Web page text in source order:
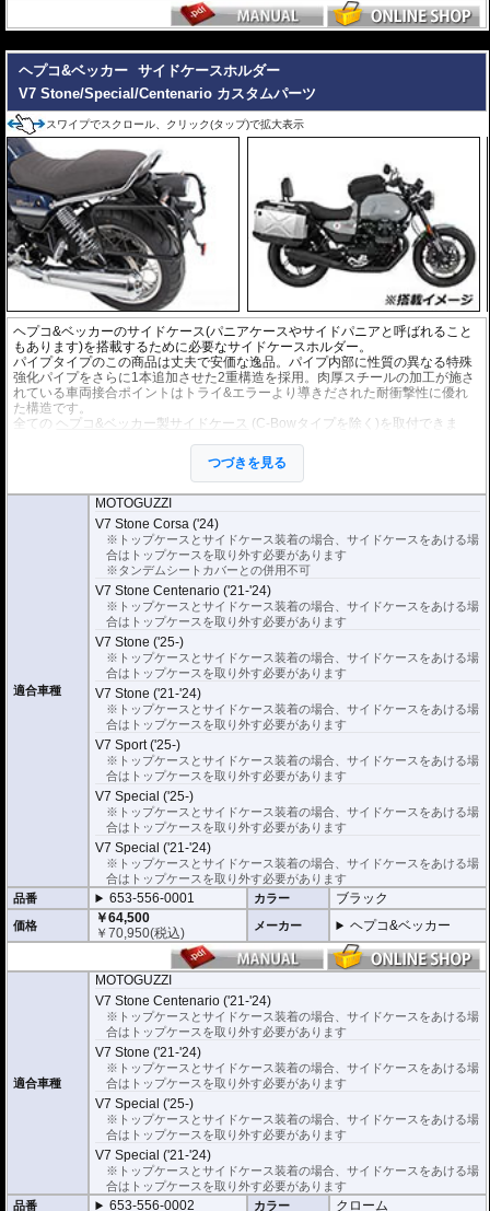
ヘプコ&ベッカー
サイドケースホルダー
V7 Stone/Special/Centenario カスタムパーツ
スワイプでスクロール、クリック(タップ)で拡大表示
ヘプコ&ベッカーのサイドケース(パニアケースやサイドパニアと呼ばれること
もあります)を搭載するために必要なサイドケースホルダー。
パイプタイプのこの商品は丈夫で安価な逸品。パイプ内部に性質の異なる特殊
強化パイプをさらに1本追加させた2重構造を採用。肉厚スチールの加工が施さ
れている車両接合ポイントはトライ&エラーより導きだされた耐衝撃性に優れ
た構造です。
全ての ヘプコ&ベッカー製サイドケース (C-Bowタイプを除く)を取付できま
※こちらのサイドケースホルダーはLock it system機構は御座いません。
※ケースのラインナップはこちらからご確認ください
※サイドケースホルダー用アダプターはケースに付属しています。 詳細はこ
つづきを見る
適合車種
MOTOGUZZI
V7 Stone Corsa ('24)
※トップケースとサイドケース装着の場合、サイドケースをあける場
合はトップケースを取り外す必要があります
※タンデムシートカバーとの併用不可
V7 Stone Centenario ('21-'24)
※トップケースとサイドケース装着の場合、サイドケースをあける場
合はトップケースを取り外す必要があります
V7 Stone ('25-)
※トップケースとサイドケース装着の場合、サイドケースをあける場
合はトップケースを取り外す必要があります
V7 Stone ('21-'24)
※トップケースとサイドケース装着の場合、サイドケースをあける場
合はトップケースを取り外す必要があります
V7 Sport ('25-)
※トップケースとサイドケース装着の場合、サイドケースをあける場
合はトップケースを取り外す必要があります
V7 Special ('25-)
※トップケースとサイドケース装着の場合、サイドケースをあける場
合はトップケースを取り外す必要があります
V7 Special ('21-'24)
※トップケースとサイドケース装着の場合、サイドケースをあける場
合はトップケースを取り外す必要があります
品番
653-556-0001 カラー ブラック
価格
￥64,500
￥70,950(税込) メーカー ヘプコ&ベッカー
適合車種
MOTOGUZZI
V7 Stone Centenario ('21-'24)
※トップケースとサイドケース装着の場合、サイドケースをあける場
合はトップケースを取り外す必要があります
V7 Stone ('21-'24)
※トップケースとサイドケース装着の場合、サイドケースをあける場
合はトップケースを取り外す必要があります
V7 Special ('25-)
※トップケースとサイドケース装着の場合、サイドケースをあける場
合はトップケースを取り外す必要があります
V7 Special ('21-'24)
※トップケースとサイドケース装着の場合、サイドケースをあける場
合はトップケースを取り外す必要があります
品番
653-556-0002 カラー クローム